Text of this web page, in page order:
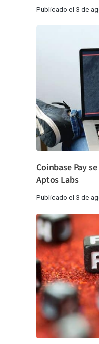
Publicado el 3 de
Coinbase Pay
Aptos Labs
Publicado el 3 de